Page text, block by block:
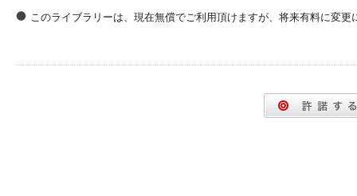
このライブラリーは、現在無償でご利用頂けますが、将来有料に変